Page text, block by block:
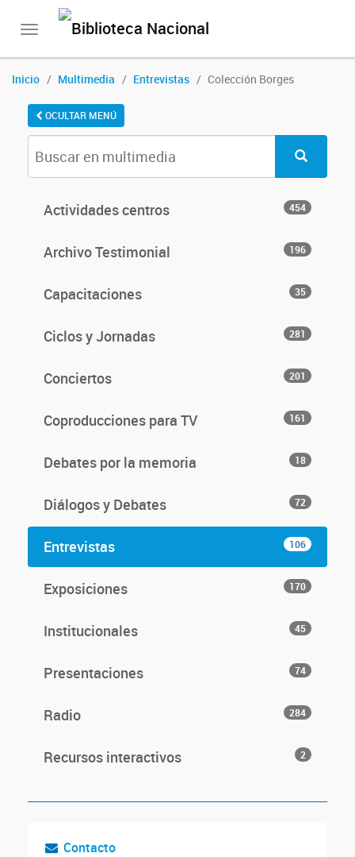
Toggle
Inicio Multimedia Entrevistas Colección Borges
OCULTAR MENÚ
Actividades centros 454
Archivo Testimonial 196
Capacitaciones 35
Ciclos y Jornadas 281
Conciertos 201
Coproducciones para TV 161
Debates por la memoria 18
Diálogos y Debates 72
Entrevistas 106
Exposiciones 170
Institucionales 45
Presentaciones 74
Radio 284
Recursos interactivos 2
Contacto